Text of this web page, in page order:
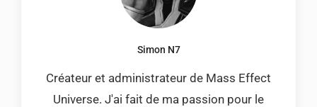
Simon N7
Créateur et administrateur de Mass Effect
Universe. J'ai fait de ma passion pour le